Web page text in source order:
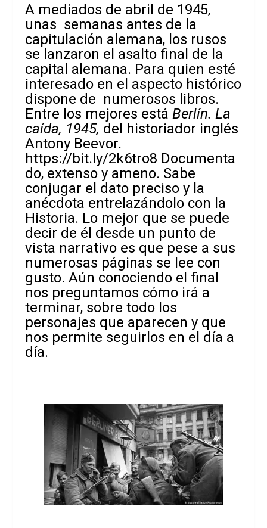
A mediados de abril de 1945,
unas semanas antes de la
capitulación alemana, los rusos
se lanzaron el asalto final de la
capital alemana. Para quien esté
interesado en el aspecto histórico
dispone de numerosos libros.
Entre los mejores estáBerlín. La
caída, 1945, del historiador inglés
Antony Beevor.
https://bit.ly/2k6tro8 Documenta
do, extenso y ameno. Sabe
conjugar el dato preciso y la
anécdota entrelazándolo con la
Historia. Lo mejor que se puede
decir de él desde un punto de
vista narrativo es que pese a sus
numerosas páginas se lee con
gusto. Aún conociendo el final
nos preguntamos cómo irá a
terminar, sobre todo los
personajes que aparecen y que
nos permite seguirlos en el día a
día.